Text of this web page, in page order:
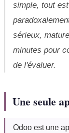
simple, tout
sérieux,
minutes pour
de l'évaluer.
Une seule
Odoo est une